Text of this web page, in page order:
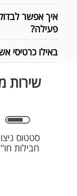
איך אפשר
פעילה?
באילו כרטיסי
שירות
סטטוס
חבילות